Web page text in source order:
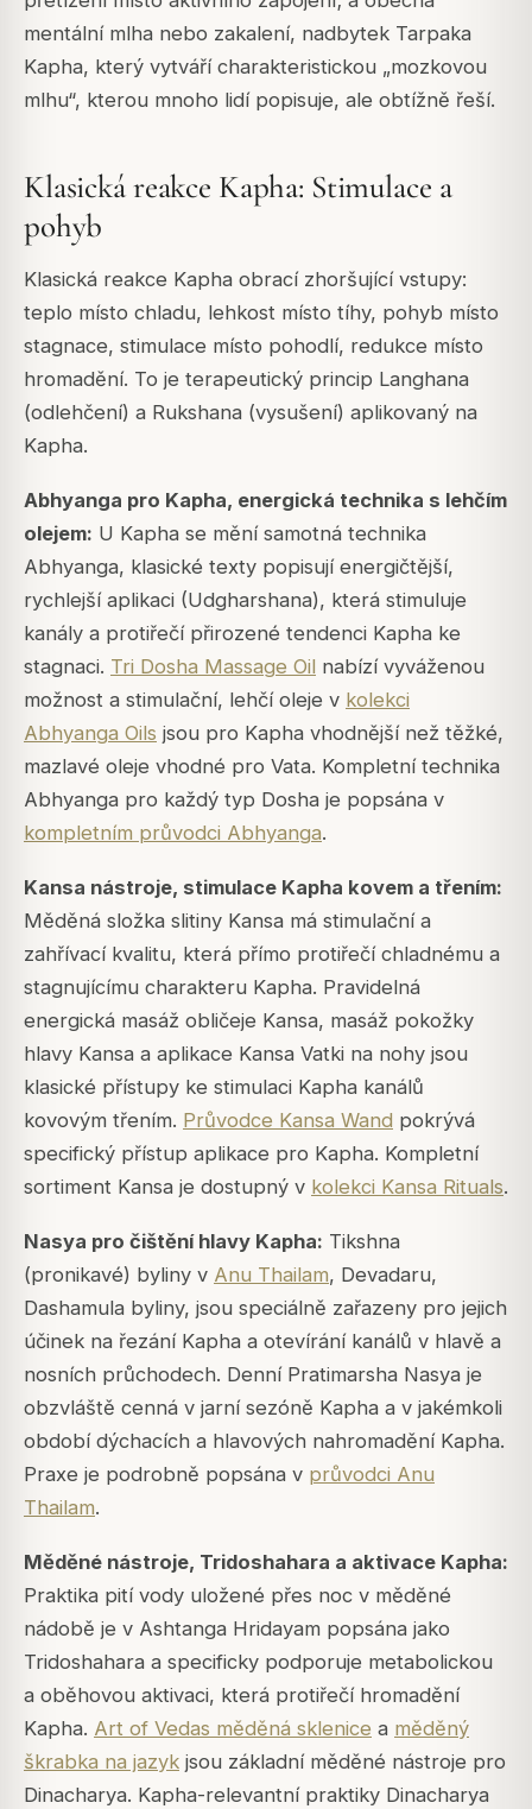
mentální mlha nebo zakalení, nadbytek Tarpaka
Kapha, který vytváří charakteristickou „mozkovou
mlhu“, kterou mnoho lidí popisuje, ale obtížně řeší.
Klasická reakce Kapha: Stimulace a
pohyb
Klasická reakce Kapha obrací zhoršující vstupy:
teplo místo chladu, lehkost místo tíhy, pohyb místo
stagnace, stimulace místo pohodlí, redukce místo
hromadění. To je terapeutický princip Langhana
(odlehčení) a Rukshana (vysušení) aplikovaný na
Kapha.
Abhyanga pro Kapha, energická technika s lehčím
olejem: U Kapha se mění samotná technika
Abhyanga, klasické texty popisují energičtější,
rychlejší aplikaci (Udgharshana), která stimuluje
kanály a protiřečí přirozené tendenci Kapha ke
stagnaci. Tri Dosha Massage Oil nabízí vyváženou
možnost a stimulační, lehčí oleje v kolekci
Abhyanga Oils jsou pro Kapha vhodnější než těžké,
mazlavé oleje vhodné pro Vata. Kompletní technika
Abhyanga pro každý typ Dosha je popsána v
kompletním průvodci Abhyanga.
Kansa nástroje, stimulace Kapha kovem a třením:
Měděná složka slitiny Kansa má stimulační a
zahřívací kvalitu, která přímo protiřečí chladnému a
stagnujícímu charakteru Kapha. Pravidelná
energická masáž obličeje Kansa, masáž pokožky
hlavy Kansa a aplikace Kansa Vatki na nohy jsou
klasické přístupy ke stimulaci Kapha kanálů
kovovým třením. Průvodce Kansa Wand pokrývá
specifický přístup aplikace pro Kapha. Kompletní
sortiment Kansa je dostupný v kolekci Kansa Rituals.
Nasya pro čištění hlavy Kapha: Tikshna
(pronikavé) byliny v Anu Thailam, Devadaru,
Dashamula byliny, jsou speciálně zařazeny pro jejich
účinek na řezání Kapha a otevírání kanálů v hlavě a
nosních průchodech. Denní Pratimarsha Nasya je
obzvláště cenná v jarní sezóně Kapha a v jakémkoli
období dýchacích a hlavových nahromadění Kapha.
Praxe je podrobně popsána v průvodci Anu
Thailam.
Měděné nástroje, Tridoshahara a aktivace Kapha:
Praktika pití vody uložené přes noc v měděné
nádobě je v Ashtanga Hridayam popsána jako
Tridoshahara a specificky podporuje metabolickou
a oběhovou aktivaci, která protiřečí hromadění
Kapha. Art of Vedas měděná sklenice a měděný
škrabka na jazyk jsou základní měděné nástroje pro
Dinacharya. Kapha-relevantní praktiky Dinacharya